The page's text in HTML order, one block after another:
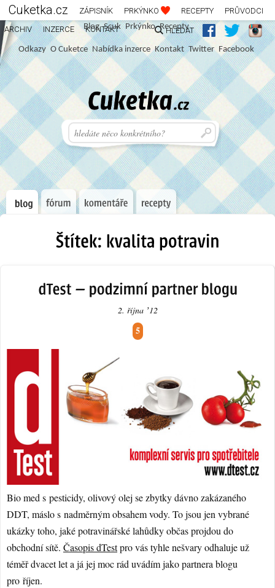
Cuketka.cz ZÁPISNÍK PRKÝNKO RECEPTY
PRŮVODCI
ARCHIV
INZERCE KONTAKT HLEDAT
Blog Scuk Prkýnko Recepty
Odkazy O Cuketce Nabídka inzerce Kontakt Twitter Facebook
2. října ʼ12
5
Bio med s pesticidy, olivový olej se zbytky dávno zakázaného
DDT, máslo s nadměrným obsahem vody. To jsou jen vybrané
ukázky toho, jaké potravinářské lahůdky občas projdou do
obchodní sítě. Časopis dTestpro vás tyhle nešvary odhaluje už
téměř dvacet let a já jej moc rád uvádím jako partnera blogu
pro říjen.